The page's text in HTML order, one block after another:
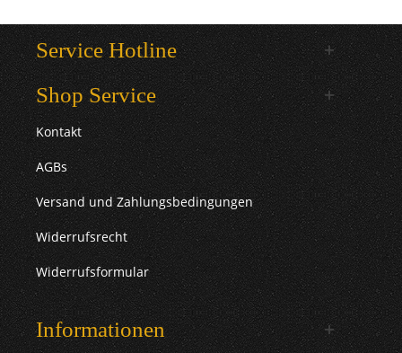
Service Hotline
Shop Service
Kontakt
AGBs
Versand und Zahlungsbedingungen
Widerrufsrecht
Widerrufsformular
Informationen